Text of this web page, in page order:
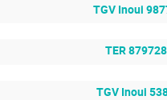
TGV Inoui
TER 879728
TGV Inoui